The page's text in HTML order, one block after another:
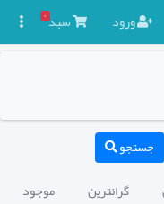
ورود سبد۰
جستجو
گرانترین موجود